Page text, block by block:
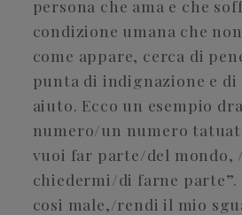
persona che ama e che
condizione umana che
come appare, cerca di
punta di indignazione e
aiuto. Ecco un esempio
numero/un numero
vuoi far parte/del mondo,
chiedermi/di farne
cosi male,/rendi il mio